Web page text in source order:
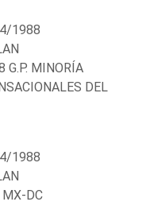
1988
G.P. MINORÍA
DEL
1988
MX-DC